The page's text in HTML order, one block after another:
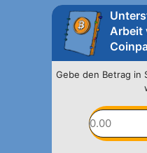
Arbeit
Gebe den Betrag in